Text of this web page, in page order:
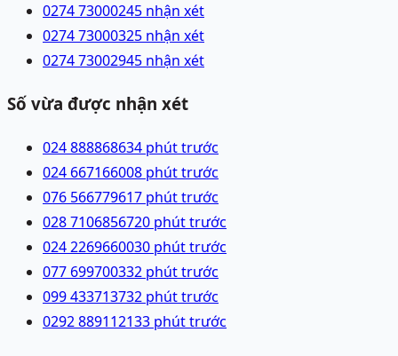
0274 73000245 nhận xét
0274 73000325 nhận xét
0274 73002945 nhận xét
Số vừa được nhận xét
024 888868634 phút trước
024 667166008 phút trước
076 566779617 phút trước
028 7106856720 phút trước
024 2269660030 phút trước
077 699700332 phút trước
099 433713732 phút trước
0292 889112133 phút trước